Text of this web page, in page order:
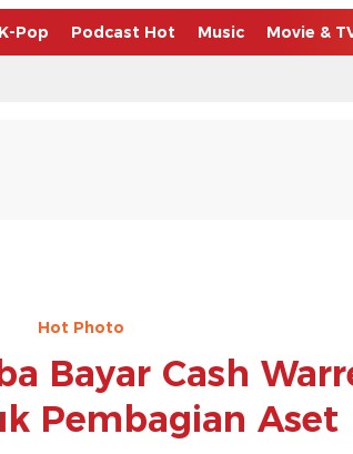
K-Pop Podcast Hot Music Movie &
Hot Photo
Bayar Cash
Pembagian Aset